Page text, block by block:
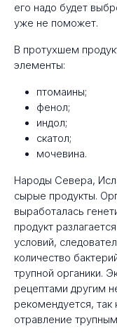
его надо будет
уже не поможет.
В протухшем
элементы:
птомаины;
фенол;
индол;
скатол;
мочевина.
Народы Севера,
сырые продукты.
выработалась
продукт
условий,
количество
трупной органики.
рецептами другим
рекомендуется,
отравление